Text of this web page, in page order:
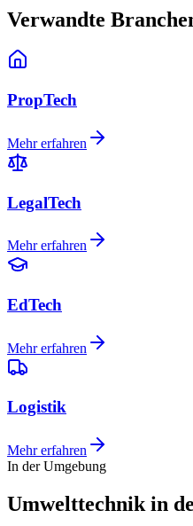
Verwandte
PropTech
Mehr erfahren
LegalTech
Mehr erfahren
EdTech
Mehr erfahren
Logistik
Mehr erfahren
In der Umgebung
Umwelttechnik in